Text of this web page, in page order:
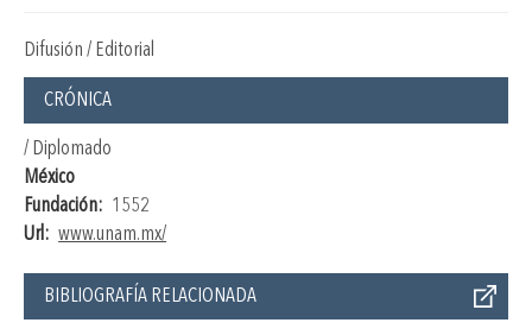
Difusión / Editorial
CRÓNICA
/ Diplomado
México
Fundación: 1552
Url: www.unam.mx/
BIBLIOGRAFÍA RELACIONADA